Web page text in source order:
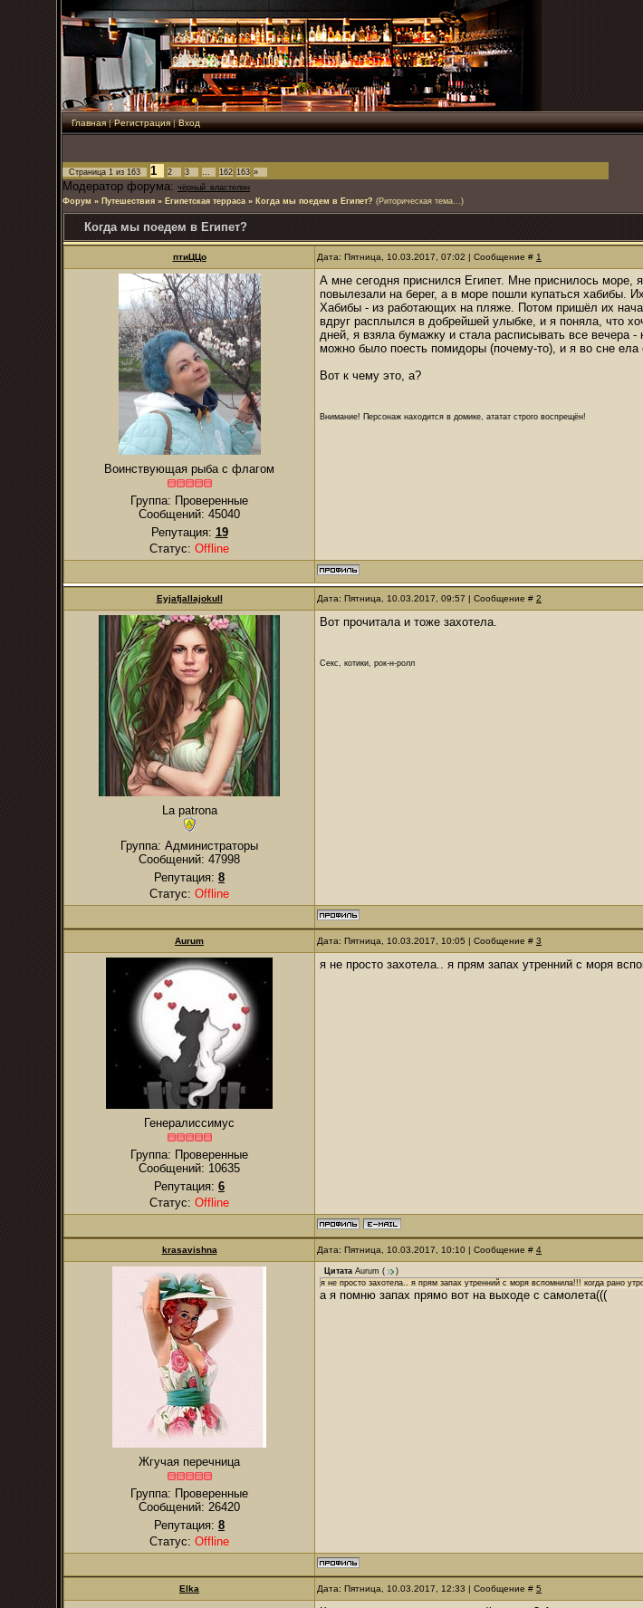
Главная|Регистрация|Вход
Страница 1 из 163 1 2 3 … 162 163 »
Модератор форума: чёрный_властелин
Форум » Путешествия » Египетская терраса » Когда мы поедем в Египет? (Риторическая тема...)
Когда мы поедем в Египет?
птиЦЦо Дата: Пятница, 10.03.2017, 07:02 | Сообщение # 1
Воинствующая рыба с флагом
Группа: Проверенные
Сообщений: 45040
Репутация: 19
Статус: Offline
А мне сегодня приснился Египет. Мне приснилось море,
повылезали на берег, а в море пошли купаться хабибы.
Хабибы - из работающих на пляже. Потом пришёл их
вдруг расплылся в добрейшей улыбке, и я поняла, что
дней, я взяла бумажку и стала расписывать все вечера
можно было поесть помидоры (почему-то), и я во сне
Вот к чему это, а?
Внимание! Персонаж находится в домике, ататат строго воспрещён!
Eyjafjallajokull Дата: Пятница, 10.03.2017, 09:57 | Сообщение # 2
La patrona
Группа: Администраторы
Сообщений: 47998
Репутация: 8
Статус: Offline
Вот прочитала и тоже захотела.
Секс, котики, рок-н-ролл
Aurum Дата: Пятница, 10.03.2017, 10:05 | Сообщение # 3
Генералиссимус
Группа: Проверенные
Сообщений: 10635
Репутация: 6
Статус: Offline
я не просто захотела.. я прям запах утренний с моря
krasavishna Дата: Пятница, 10.03.2017, 10:10 | Сообщение # 4
Жгучая перечница
Группа: Проверенные
Сообщений: 26420
Репутация: 8
Статус: Offline
Цитата Aurum (
)
я не просто захотела.. я прям запах утренний с моря вспомнила!!! когда рано
а я помню запах прямо вот на выходе с самолета(((
Elka Дата: Пятница, 10.03.2017, 12:33 | Сообщение # 5